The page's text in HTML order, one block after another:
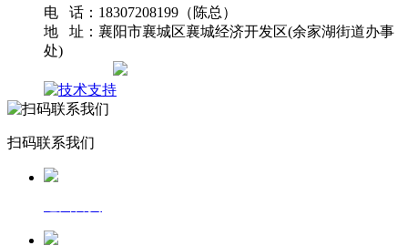
电 话：18307208199（陈总）
地 址：襄阳市襄城区襄城经济开发区(余家湖街道办事
处)
扫码联系我们